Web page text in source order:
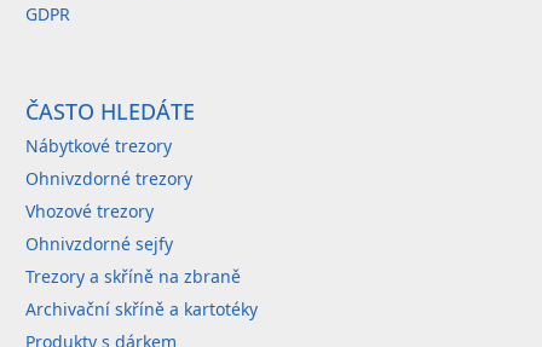
GDPR
ČASTO HLEDÁTE
Nábytkové trezory
Ohnivzdorné trezory
Vhozové trezory
Ohnivzdorné sejfy
Trezory a skříně na zbraně
Archivační skříně a kartotéky
Produkty s dárkem